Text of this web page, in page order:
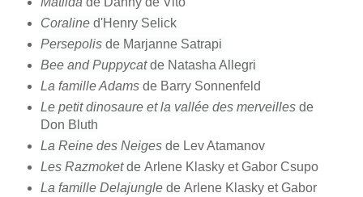
Coralined'Henry Selick
Persepolisde Marjanne Satrapi
Bee and Puppycatde Natasha Allegri
La famille Adamsde Barry Sonnenfeld
Le petit dinosaure et la vallée des merveillesde
Don Bluth
La Reine des Neigesde Lev Atamanov
Les Razmoketde Arlene Klasky et Gabor Csupo
La famille Delajungle de Arlene Klasky et Gabor